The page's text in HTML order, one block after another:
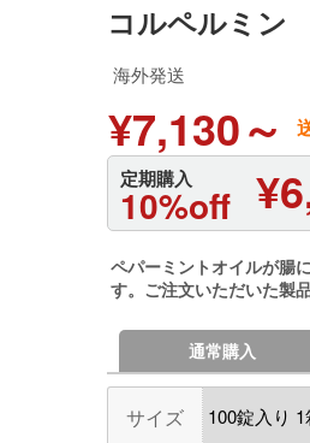
コルペルミン
海外発送
¥7,130～
定期購入
10%off
ペパーミントオイルが腸
す。ご注文いただいた製
通常購入
サイズ